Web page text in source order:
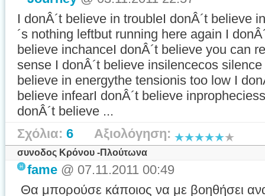
I donÂ´t believe in troubleI donÂ´t believe
´s nothing leftbut running here again I
believe inchanceI donÂ´t believe you can
sense I donÂ´t believe insilencecos
believe in energythe tensionis too low I
believe infearI donÂ´t believe
donÂ´t believe ...
Σχόλια: 6 Αξιολόγηση:
συνοδος Κρόνου -Πλούτωνα
fame @ 07.11.2011 00:49
Θα μπορούσε κάποιος να με βοηθήσει